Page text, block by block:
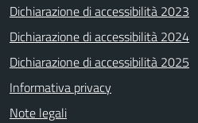
Dichiarazione di accessibilità 2023
Dichiarazione di accessibilità 2024
Dichiarazione di accessibilità 2025
Informativa privacy
Note legali